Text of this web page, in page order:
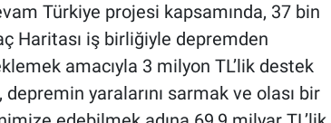
Türkiye projesi kapsamında, 37 bin
Haritası iş birliğiyle depremden
amacıyla 3 milyon TL’lik destek
yaralarını sarmak ve olası bir